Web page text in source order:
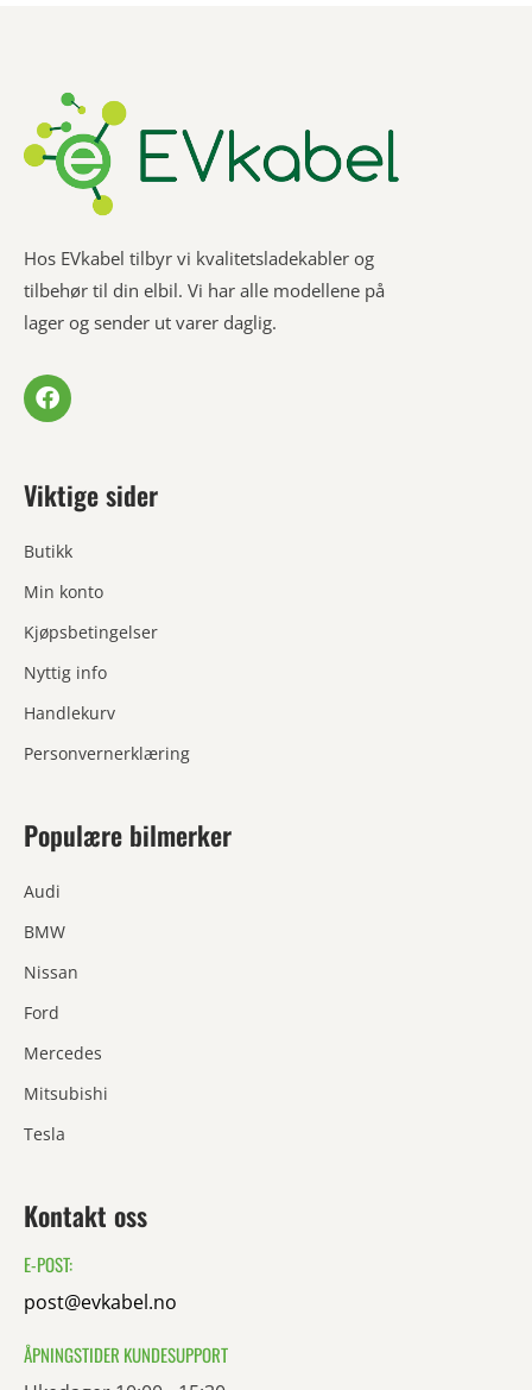
Hos EVkabel tilbyr vi kvalitetsladekabler og
tilbehør til din elbil. Vi har alle modellene på
lager og sender ut varer daglig.
Viktige sider
Butikk
Min konto
Kjøpsbetingelser
Nyttig info
Handlekurv
Personvernerklæring
Populære bilmerker
Audi
BMW
Nissan
Ford
Mercedes
Mitsubishi
Tesla
Kontakt oss
E-POST:
post@evkabel.no
ÅPNINGSTIDER KUNDESUPPORT